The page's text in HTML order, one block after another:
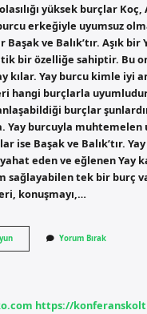
yüksek burçlar Koç,
erkeğiyle uyumsuz
ve Balık’tır. Aşık bir
bir özelliğe sahiptir. Bu
kılar. Yay burcu kimle iyi
hangi burçlarla
burçlar
Yay burcuyla muhtemelen
ise Başak ve Balık’tır.
eden ve eğlenen Yay
sağlayabilen tek bir burç
konuşmayı,…
Yay
Hangi
Yorum Bırak
https://